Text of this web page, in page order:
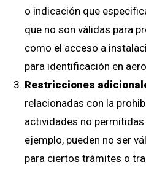
o indicación que
que no son válidas para
como el acceso a
para identificación en
Restricciones
relacionadas con la
actividades no
ejemplo, pueden no ser
para ciertos trámites o